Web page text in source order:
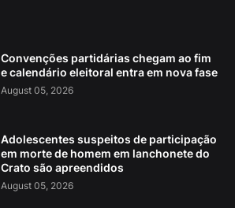
Convenções partidárias chegam ao fim
e calendário eleitoral entra em nova fase
August 05, 2026
Adolescentes suspeitos de participação
em morte de homem em lanchonete do
Crato são apreendidos
August 05, 2026